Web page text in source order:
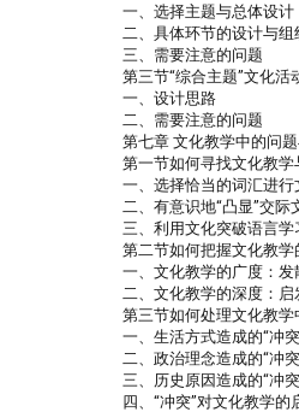
一、选择主题与总体设计
二、具体环节的设计与组
三、需要注意的问题
第三节“综合主题”文化活
一、设计思路
二、需要注意的问题
第七章 文化教学中的问
第一节如何寻找文化教学
一、选择恰当的词汇进行
二、有意识地“凸显”交际
三、利用文化突破语言学
第二节如何把握文化教学
一、文化教学的广度：发
二、文化教学的深度：启
第三节如何处理文化教学
一、生活方式造成的“冲
二、政治理念造成的“冲
三、历史原因造成的“冲
四、“冲突”对文化教学的